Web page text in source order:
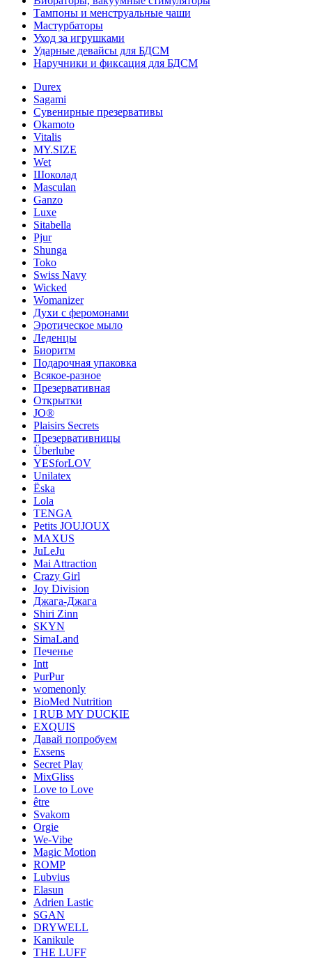
Тампоны и менструальные чаши
Мастурбаторы
Уход за игрушками
Ударные девайсы для БДСМ
Наручники и фиксация для БДСМ
Durex
Sagami
Сувенирные презервативы
Okamoto
Vitalis
MY.SIZE
Wet
Шоколад
Masculan
Ganzo
Luxe
Sitabella
Pjur
Shunga
Toko
Swiss Navy
Wicked
Womanizer
Духи с феромонами
Эротическое мыло
Леденцы
Биоритм
Подарочная упаковка
Всякое-разное
Презервативная
Открытки
JO®
Plaisirs Secrets
Презервативницы
Überlube
YESforLOV
Unilatex
Ёska
Lola
TENGA
Petits JOUJOUX
MAXUS
JuLeJu
Mai Attraction
Crazy Girl
Joy Division
Джага-Джага
Shiri Zinn
SKYN
SimaLand
Печенье
Intt
PurPur
womenonly
BioMed Nutrition
I RUB MY DUCKIE
EXQUIS
Давай попробуем
Exsens
Secret Play
MixGliss
Love to Love
être
Svakom
Orgie
We-Vibe
Magic Motion
ROMP
Lubvius
Elasun
Adrien Lastic
SGAN
DRYWELL
Kanikule
THE LUFF